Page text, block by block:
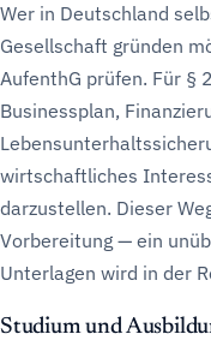
Wer in Deutschland
Gesellschaft gründen
AufenthG prüfen. Für §
Businessplan,
wirtschaftliches
darzustellen. Dieser
Vorbereitung — ein
Unterlagen wird in der
Studium und